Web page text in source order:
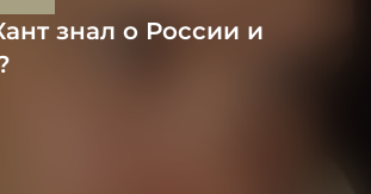
знал о России и